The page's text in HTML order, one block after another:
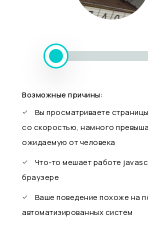
Возможные причины:
Вы просматриваете
со скоростью, намного
ожидаемую от человека
Что-то мешает работе
браузере
Ваше поведение похоже на
автоматизированных систем